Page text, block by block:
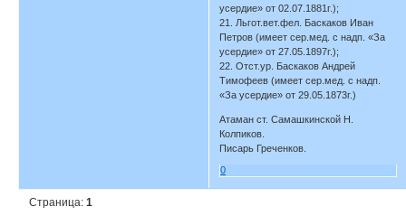
усердие» от 02.07.1881г.);
21. Льгот.вет.фел. Баскаков Иван
Петров (имеет сер.мед. с надп. «За
усердие» от 27.05.1897г.);
22. Отст.ур. Баскаков Андрей
Тимофеев (имеет сер.мед. с надп.
«За усердие» от 29.05.1873г.)
Атаман ст. Самашкинской Н.
Колпиков.
Писарь Греченков.
0
Страница:1